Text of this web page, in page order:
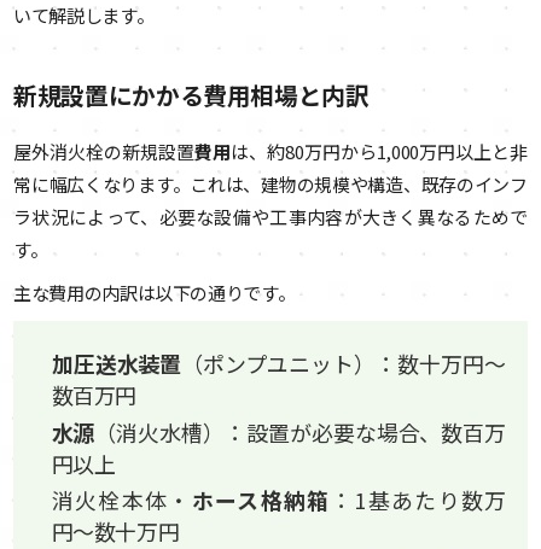
いて解説します。
新規設置にかかる費用相場と内訳
屋外消火栓の新規設置費用は、約80万円から1,000万円以上と非
常に幅広くなります。これは、建物の規模や構造、既存のインフ
ラ状況によって、必要な設備や工事内容が大きく異なるためで
す。
主な費用の内訳は以下の通りです。
加圧送水装置 （ポンプユニット）：数十万円〜
数百万円
水源 （消火水槽）：設置が必要な場合、数百万
円以上
消火栓本体・ ホース格納箱 ：1基あたり数万
円〜数十万円